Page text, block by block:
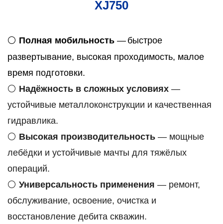
XJ750
⚪ Полная мобильность — быстрое
развертывание, высокая проходимость, малое
время подготовки.
⚪ Надёжность в сложных условиях —
устойчивые металлоконструкции и качественная
гидравлика.
⚪ Высокая производительность — мощные
лебёдки и устойчивые мачты для тяжёлых
операций.
⚪ Универсальность применения — ремонт,
обслуживание, освоение, очистка и
восстановление дебита скважин.